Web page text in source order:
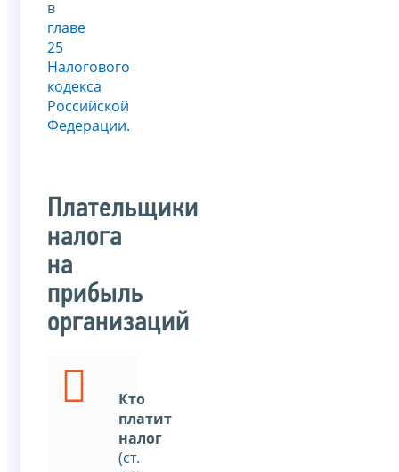
в
главе
25
Налогового
кодекса
Российской
Федерации.
Плательщики
налога
на
прибыль
организаций
Кто
платит
налог
(ст.